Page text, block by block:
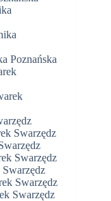
Poznańska
Swarzędz
Swarzędz
Swarzędz
Swarzędz